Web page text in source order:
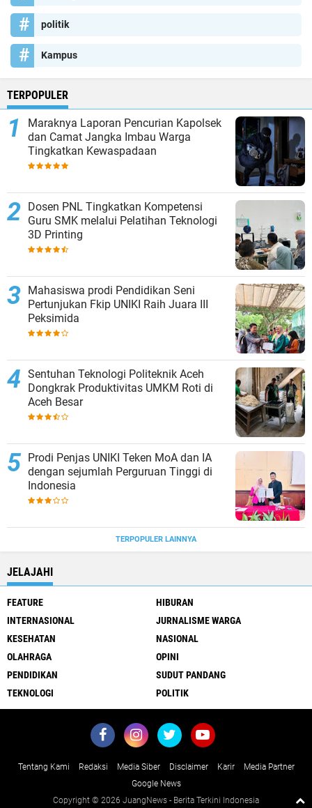
politik
Kampus
TERPOPULER
Maraknya Laporan Pencurian Kapolsek
dan Camat Jangka Imbau Warga
Tingkatkan Kewaspadaan
Dosen PNL Tingkatkan Kompetensi
Guru SMK melalui Pelatihan Teknologi
3D Printing
Mahasiswa prodi Pendidikan Seni
Pertunjukan Fkip UNIKI Raih Juara III
Peksimida
Sentuhan Teknologi Politeknik Aceh
Dongkrak Produktivitas UMKM Roti di
Aceh Besar
Prodi Penjas UNIKI Teken MoA dan IA
dengan sejumlah Perguruan Tinggi di
Indonesia
TERPOPULER LAINNYA
JELAJAHI
FEATURE
HIBURAN
INTERNASIONAL
JURNALISME WARGA
KESEHATAN
NASIONAL
OLAHRAGA
OPINI
PENDIDIKAN
SUDUT PANDANG
TEKNOLOGI
POLITIK
Tentang Kami Redaksi Media Siber Disclaimer Karir
Media Partner
Google News
Copyright © 2026 JuangNews - Berita Terkini Indonesia